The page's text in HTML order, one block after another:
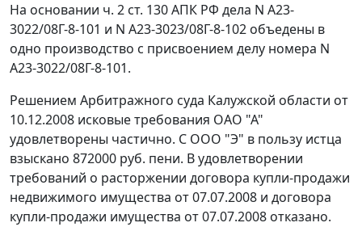
На основании ч. 2 ст. 130АПК РФ дела N А23-
3022/08Г-8-101 и N А23-3023/08Г-8-102 объедены в
одно производство с присвоением делу номера N
А23-3022/08Г-8-101.
Решением Арбитражного суда Калужской области от
10.12.2008 исковые требования ОАО "А"
удовлетворены частично. С ООО "Э" в пользу истца
взыскано 872000 руб. пени. В удовлетворении
требований о расторжении договора купли-продажи
недвижимого имущества от 07.07.2008 и договора
купли-продажи имущества от 07.07.2008 отказано.